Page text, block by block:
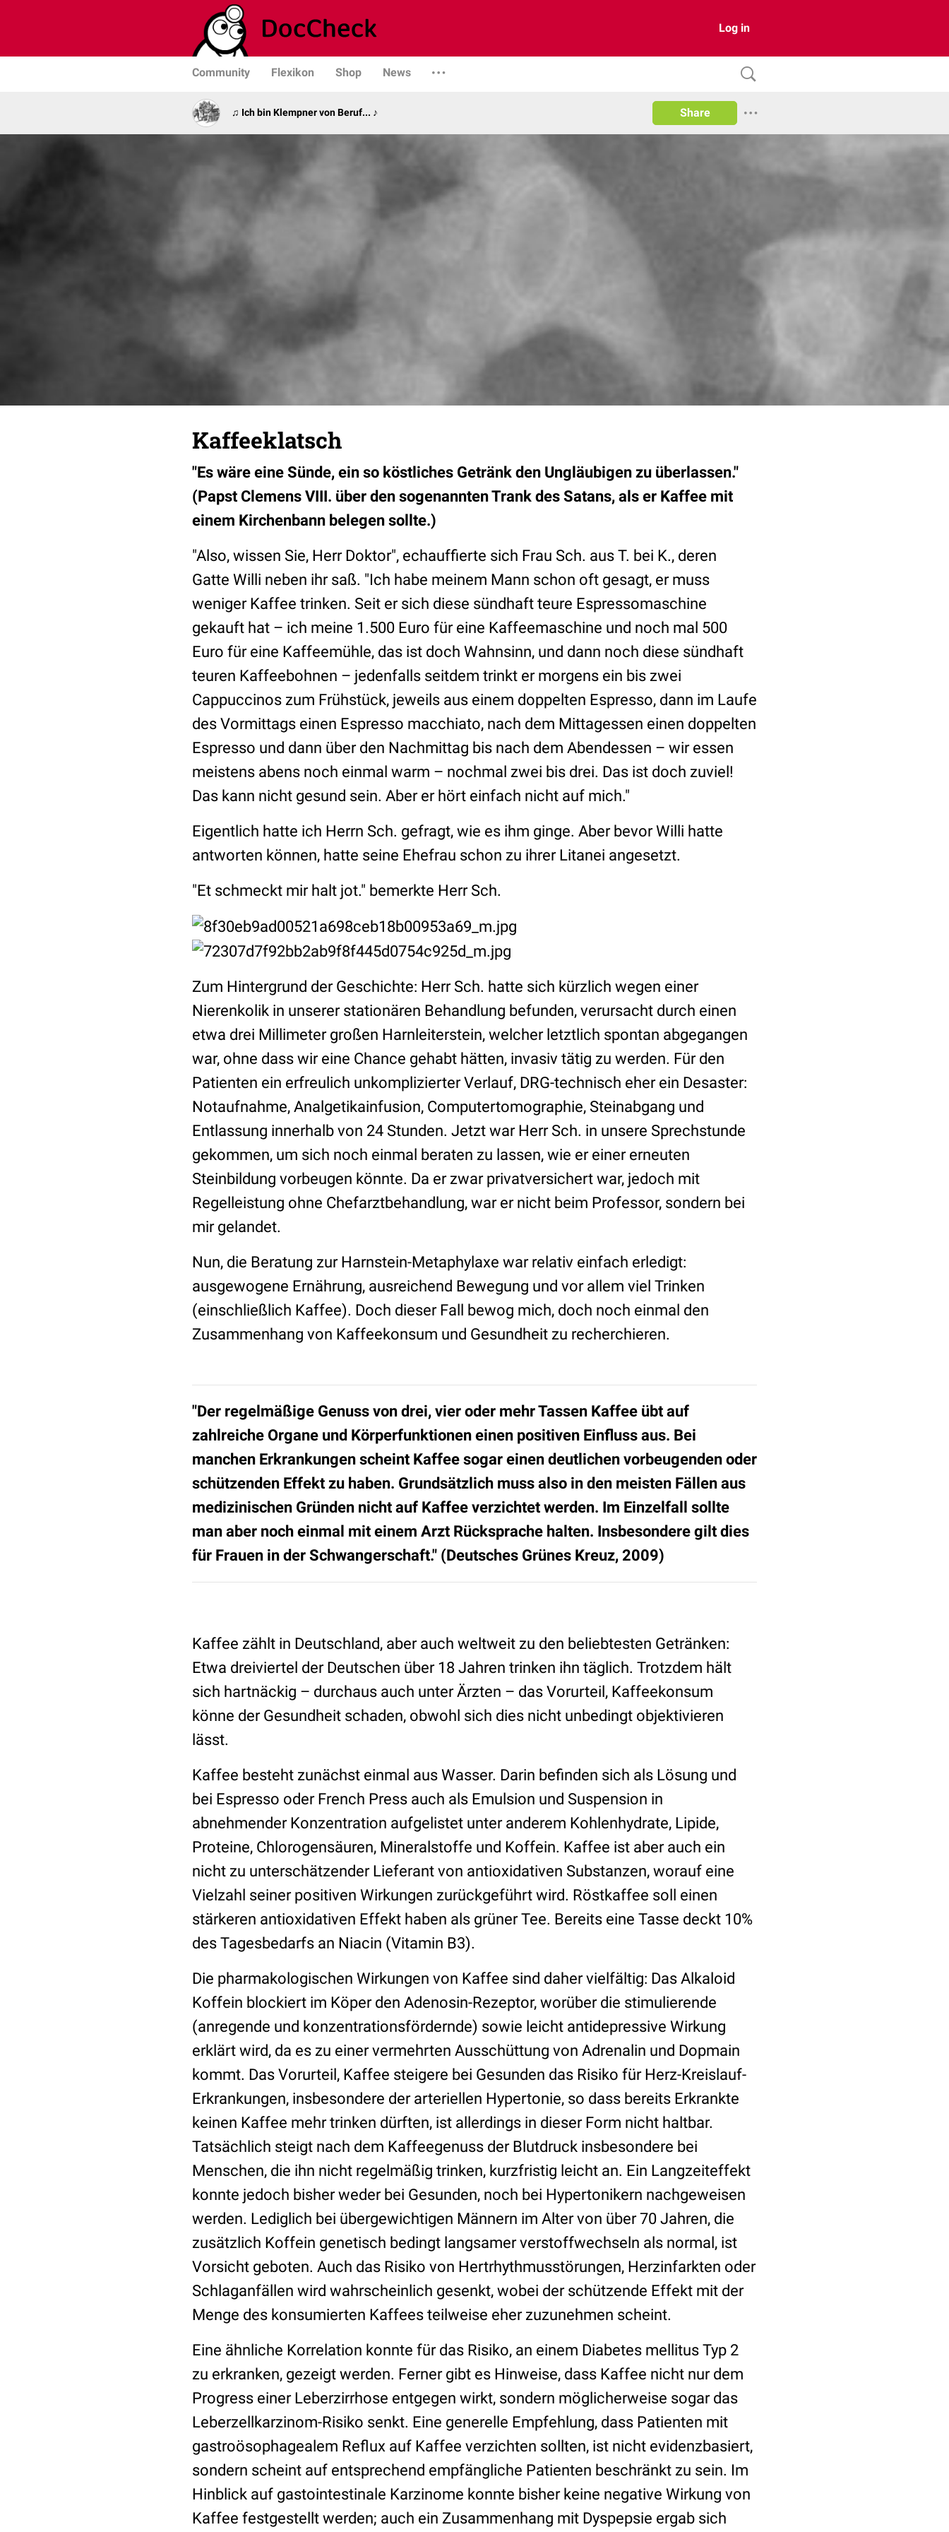
Log in
Community Flexikon Shop News
♫ Ich bin Klempner von Beruf... ♪ Share
Kaffeeklatsch
"Es wäre eine Sünde, ein so köstliches Getränk den Ungläubigen zu überlassen."
(Papst Clemens VIII. über den sogenannten Trank des Satans, als er Kaffee mit
einem Kirchenbann belegen sollte.)
"Also, wissen Sie, Herr Doktor", echauffierte sich Frau Sch. aus T. bei K., deren
Gatte Willi neben ihr saß. "Ich habe meinem Mann schon oft gesagt, er muss
weniger Kaffee trinken. Seit er sich diese sündhaft teure Espressomaschine
gekauft hat – ich meine 1.500 Euro für eine Kaffeemaschine und noch mal 500
Euro für eine Kaffeemühle, das ist doch Wahnsinn, und dann noch diese sündhaft
teuren Kaffeebohnen – jedenfalls seitdem trinkt er morgens ein bis zwei
Cappuccinos zum Frühstück, jeweils aus einem doppelten Espresso, dann im Laufe
des Vormittags einen Espresso macchiato, nach dem Mittagessen einen doppelten
Espresso und dann über den Nachmittag bis nach dem Abendessen – wir essen
meistens abens noch einmal warm – nochmal zwei bis drei. Das ist doch zuviel!
Das kann nicht gesund sein. Aber er hört einfach nicht auf mich."
Eigentlich hatte ich Herrn Sch. gefragt, wie es ihm ginge. Aber bevor Willi hatte
antworten können, hatte seine Ehefrau schon zu ihrer Litanei angesetzt.
"Et schmeckt mir halt jot." bemerkte Herr Sch.
Zum Hintergrund der Geschichte: Herr Sch. hatte sich kürzlich wegen einer
Nierenkolik in unserer stationären Behandlung befunden, verursacht durch einen
etwa drei Millimeter großen Harnleiterstein, welcher letztlich spontan abgegangen
war, ohne dass wir eine Chance gehabt hätten, invasiv tätig zu werden. Für den
Patienten ein erfreulich unkomplizierter Verlauf, DRG-technisch eher ein Desaster:
Notaufnahme, Analgetikainfusion, Computertomographie, Steinabgang und
Entlassung innerhalb von 24 Stunden. Jetzt war Herr Sch. in unsere Sprechstunde
gekommen, um sich noch einmal beraten zu lassen, wie er einer erneuten
Steinbildung vorbeugen könnte. Da er zwar privatversichert war, jedoch mit
Regelleistung ohne Chefarztbehandlung, war er nicht beim Professor, sondern bei
mir gelandet.
Nun, die Beratung zur Harnstein-Metaphylaxe war relativ einfach erledigt:
ausgewogene Ernährung, ausreichend Bewegung und vor allem viel Trinken
(einschließlich Kaffee). Doch dieser Fall bewog mich, doch noch einmal den
Zusammenhang von Kaffeekonsum und Gesundheit zu recherchieren.
"Der regelmäßige Genuss von drei, vier oder mehr Tassen Kaffee übt auf
zahlreiche Organe und Körperfunktionen einen positiven Einfluss aus. Bei
manchen Erkrankungen scheint Kaffee sogar einen deutlichen vorbeugenden oder
schützenden Effekt zu haben. Grundsätzlich muss also in den meisten Fällen aus
medizinischen Gründen nicht auf Kaffee verzichtet werden. Im Einzelfall sollte
man aber noch einmal mit einem Arzt Rücksprache halten. Insbesondere gilt dies
für Frauen in der Schwangerschaft." (Deutsches Grünes Kreuz, 2009)
Kaffee zählt in Deutschland, aber auch weltweit zu den beliebtesten Getränken:
Etwa dreiviertel der Deutschen über 18 Jahren trinken ihn täglich. Trotzdem hält
sich hartnäckig – durchaus auch unter Ärzten – das Vorurteil, Kaffeekonsum
könne der Gesundheit schaden, obwohl sich dies nicht unbedingt objektivieren
lässt.
Kaffee besteht zunächst einmal aus Wasser. Darin befinden sich als Lösung und
bei Espresso oder French Press auch als Emulsion und Suspension in
abnehmender Konzentration aufgelistet unter anderem Kohlenhydrate, Lipide,
Proteine, Chlorogensäuren, Mineralstoffe und Koffein. Kaffee ist aber auch ein
nicht zu unterschätzender Lieferant von antioxidativen Substanzen, worauf eine
Vielzahl seiner positiven Wirkungen zurückgeführt wird. Röstkaffee soll einen
stärkeren antioxidativen Effekt haben als grüner Tee. Bereits eine Tasse deckt 10%
des Tagesbedarfs an Niacin (Vitamin B3).
Die pharmakologischen Wirkungen von Kaffee sind daher vielfältig: Das Alkaloid
Koffein blockiert im Köper den Adenosin-Rezeptor, worüber die stimulierende
(anregende und konzentrationsfördernde) sowie leicht antidepressive Wirkung
erklärt wird, da es zu einer vermehrten Ausschüttung von Adrenalin und Dopmain
kommt. Das Vorurteil, Kaffee steigere bei Gesunden das Risiko für Herz-Kreislauf-
Erkrankungen, insbesondere der arteriellen Hypertonie, so dass bereits Erkrankte
keinen Kaffee mehr trinken dürften, ist allerdings in dieser Form nicht haltbar.
Tatsächlich steigt nach dem Kaffeegenuss der Blutdruck insbesondere bei
Menschen, die ihn nicht regelmäßig trinken, kurzfristig leicht an. Ein Langzeiteffekt
konnte jedoch bisher weder bei Gesunden, noch bei Hypertonikern nachgeweisen
werden. Lediglich bei übergewichtigen Männern im Alter von über 70 Jahren, die
zusätzlich Koffein genetisch bedingt langsamer verstoffwechseln als normal, ist
Vorsicht geboten. Auch das Risiko von Hertrhythmusstörungen, Herzinfarkten oder
Schlaganfällen wird wahrscheinlich gesenkt, wobei der schützende Effekt mit der
Menge des konsumierten Kaffees teilweise eher zuzunehmen scheint.
Eine ähnliche Korrelation konnte für das Risiko, an einem Diabetes mellitus Typ 2
zu erkranken, gezeigt werden. Ferner gibt es Hinweise, dass Kaffee nicht nur dem
Progress einer Leberzirrhose entgegen wirkt, sondern möglicherweise sogar das
Leberzellkarzinom-Risiko senkt. Eine generelle Empfehlung, dass Patienten mit
gastroösophagealem Reflux auf Kaffee verzichten sollten, ist nicht evidenzbasiert,
sondern scheint auf entsprechend empfängliche Patienten beschränkt zu sein. Im
Hinblick auf gastointestinale Karzinome konnte bisher keine negative Wirkung von
Kaffee festgestellt werden; auch ein Zusammenhang mit Dyspepsie ergab sich